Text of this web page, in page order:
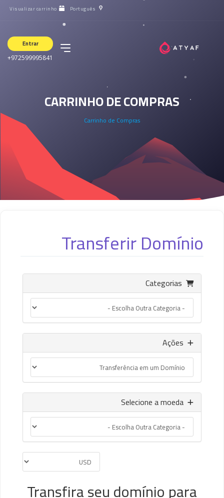
Português
Visualizar carrinho
Entrar
+972599995841
CARRINHO DE COMPRAS
Carrinho de Compras
Transferir Domínio
Transfira seu domínio para